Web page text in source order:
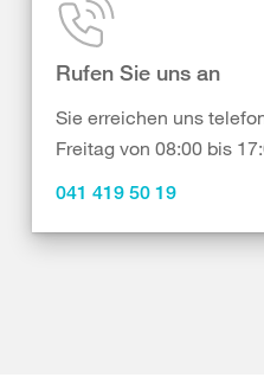
Rufen Sie uns an
Sie erreichen uns
Freitag von 08:00 bis
041 419 50 19